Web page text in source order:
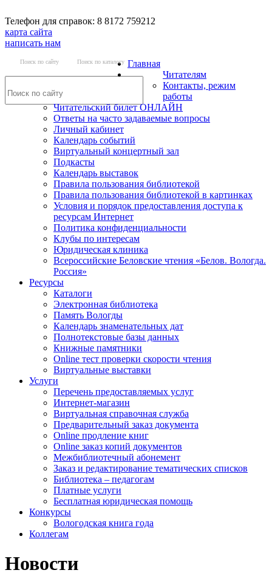
Телефон для справок: 8 8172 759212
карта сайта
написать нам
Поиск по сайту Поиск по каталогу Главная
Читателям
Контакты, режим
работы
Читательский билет ОНЛАЙН
Ответы на часто задаваемые вопросы
Личный кабинет
Календарь событий
Виртуальный концертный зал
Подкасты
Календарь выставок
Правила пользования библиотекой
Правила пользования библиотекой в картинках
Условия и порядок предоставления доступа к
ресурсам Интернет
Политика конфиденциальности
Клубы по интересам
Юридическая клиника
Всероссийские Беловские чтения «Белов. Вологда.
Россия»
Ресурсы
Каталоги
Электронная библиотека
Память Вологды
Календарь знаменательных дат
Полнотекстовые базы данных
Книжные памятники
Online тест проверки скорости чтения
Виртуальные выставки
Услуги
Перечень предоставляемых услуг
Интернет-магазин
Виртуальная справочная служба
Предварительный заказ документа
Online продление книг
Online заказ копий документов
Межбиблиотечный абонемент
Заказ и редактирование тематических списков
Библиотека – педагогам
Платные услуги
Бесплатная юридическая помощь
Конкурсы
Вологодская книга года
Коллегам
Новости